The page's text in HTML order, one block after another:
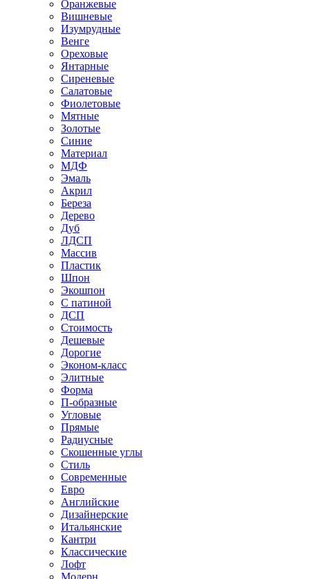
Оранжевые
Вишневые
Изумрудные
Венге
Ореховые
Янтарные
Сиреневые
Салатовые
Фиолетовые
Мятные
Золотые
Синие
Материал
МДФ
Эмаль
Акрил
Береза
Дерево
Дуб
ЛДСП
Массив
Пластик
Шпон
Экошпон
С патиной
ДСП
Стоимость
Дешевые
Дорогие
Эконом-класс
Элитные
Форма
П-образные
Угловые
Прямые
Радиусные
Скошенные углы
Стиль
Современные
Евро
Английские
Дизайнерские
Итальянские
Кантри
Классические
Лофт
Модерн